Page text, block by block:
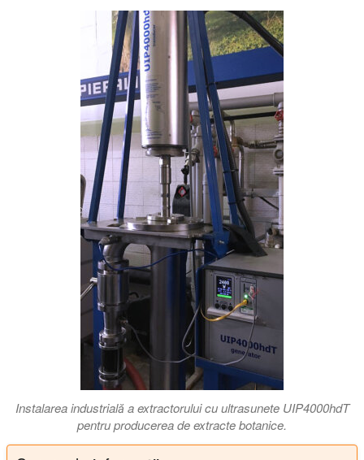
Instalarea industrială a extractorului cu ultrasunete UIP4000hdT
pentru producerea de extracte botanice.